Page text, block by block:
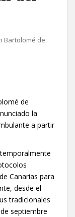
Bartolomé de
de
la
a partir
Canarias para
desde el
tradicionales
septiembre